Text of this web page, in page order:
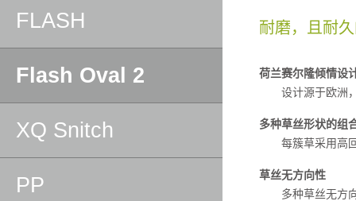
FLASH
Flash Oval 2
XQ Snitch
PP
耐磨，且耐
荷兰赛尔隆倾情设
设计源于欧洲，
多种草丝形状的组
每簇草采用高回
草丝无方向性
多种草丝无方向